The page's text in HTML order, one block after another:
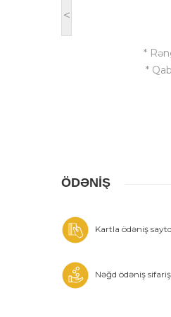
<
*
*
ÖDƏNİŞ
Kartla ödəniş
Nəğd ödəniş